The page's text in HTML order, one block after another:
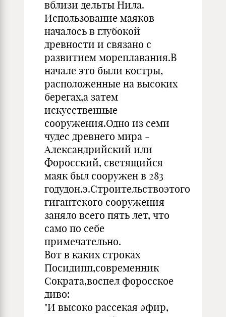
вблизи дельты Нила.
Использование маяков
началось в глубокой
древности и связано с
развитием мореплавания.В
начале это были костры,
расположенные на высоких
берегах,а затем
искусственные
сооружения.Одно из семи
чудес древнего мира -
Александрийский или
Форосский, светящийся
маяк был сооружен в 283
годудон.э.Строительствоэтого
гигантского сооружения
заняло всего пять лет, что
само по себе
примечательно.
Вот в каких строках
Посидипп,современник
Сократа,воспел форосское
диво:
"И высоко рассекая эфир,